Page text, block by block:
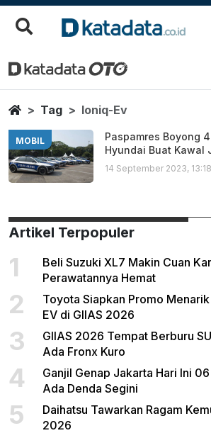
Ioniq Ev
Berita Terbaru
HomeTag Ioniq-Ev
MOBIL
Paspamres Boyong
Hyundai Buat Kawal
14 September 2023,
Artikel Terpopuler
1
Beli Suzuki XL7 Makin Cuan
Perawatannya Hemat
2
Toyota Siapkan Promo
EV di GIIAS 2026
3
GIIAS 2026 Tempat Berburu
Ada Fronx Kuro
4
Ganjil Genap Jakarta Hari Ini
Ada Denda Segini
5
Daihatsu Tawarkan Ragam
2026